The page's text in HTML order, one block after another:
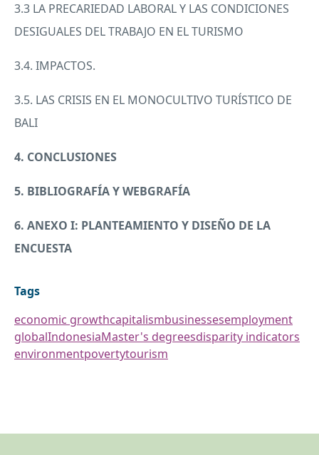
3.3 LA PRECARIEDAD LABORALY LAS CONDICIONES
DESIGUALES DELTRABAJO EN ELTURISMO
3.4. IMPACTOS.
3.5. LAS CRISIS EN EL MONOCULTIVO TURÍSTICO DE
BALI
4. CONCLUSIONES
5. BIBLIOGRAFÍA Y WEBGRAFÍA
6. ANEXO I: PLANTEAMIENTO Y DISEÑO DE LA
ENCUESTA
Tags
economic growthcapitalismbusinessesemployment
globalIndonesiaMaster's degreesdisparity indicators
environmentpovertytourism